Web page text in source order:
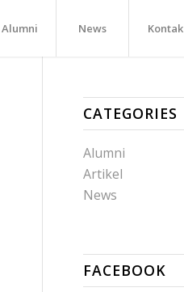
Alumni News Kontak
CATEGORIES
Alumni
Artikel
News
FACEBOOK